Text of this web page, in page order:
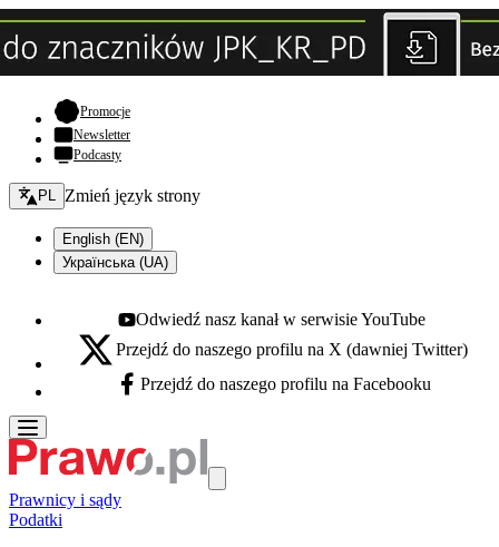
Promocje- otwiera się w nowej karcie
Newsletter
Podcasty
Zmień język - bieżący:
PL Zmień język strony
English (EN)
Українська (UA)
Youtube - otwiera się w nowej karcie
Odwiedź nasz kanał w serwisie YouTube
X - otwiera się w nowej karcie
Przejdź do naszego profilu na X (dawniej Twitter)
Facebook - otwiera się w nowej karcie
Przejdź do naszego profilu na Facebooku
Prawnicy i sądy
Podatki